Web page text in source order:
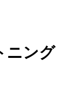
ニング